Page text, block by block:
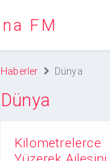
FM
Haberler Dünya
Dünya
Kilometrelerce